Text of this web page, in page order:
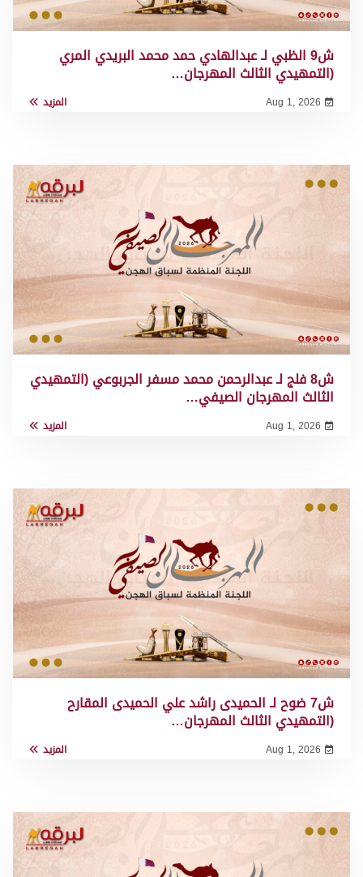
ش9 الظبي لـ عبدالهادي حمد محمد البريدي المري
(التمهيدي الثالث المهرجان…
Aug 1, 2026 المزيد
ش8 فلج لـ عبدالرحمن محمد مسفر الجربوعي (التمهيدي
الثالث المهرجان الصيفي…
Aug 1, 2026 المزيد
ش7 ضوح لـ الحميدى راشد علي الحميدى المقارح
(التمهيدي الثالث المهرجان…
Aug 1, 2026 المزيد